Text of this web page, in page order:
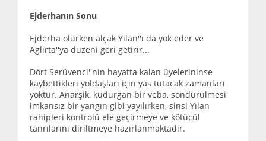
Ejderhanın Sonu
Ejderha ölürken alçak Yılan''ı da yok eder ve
Aglirta''ya düzeni geri getirir...
Dört Serüvenci''nin hayatta kalan üyelerininse
kaybettikleri yoldaşları için yas tutacak zamanları
yoktur. Anarşik, kudurgan bir veba, söndürülmesi
imkansız bir yangın gibi yayılırken, sinsi Yılan
rahipleri kontrolü ele geçirmeye ve kötücül
tanrılarını diriltmeye hazırlanmaktadır.